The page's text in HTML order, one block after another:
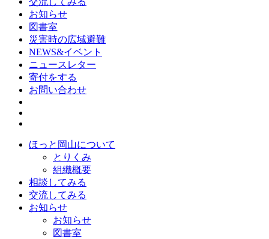
お知らせ
図書室
災害時の広域避難
NEWS&イベント
ニュースレター
寄付をする
お問い合わせ
ほっと岡山について
とりくみ
組織概要
相談してみる
交流してみる
お知らせ
お知らせ
図書室